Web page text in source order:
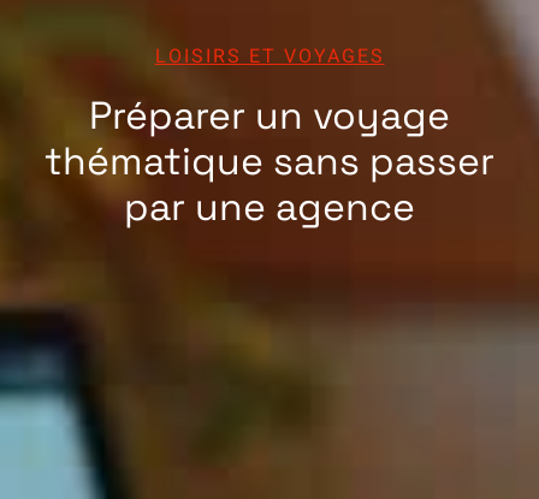
LOISIRS ET VOYAGES
Préparer un voyage
thématique sans passer
par une agence